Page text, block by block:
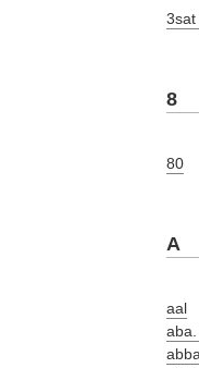
3sat
8
80
A
aal